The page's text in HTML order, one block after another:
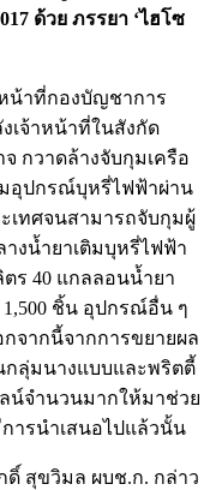
ด้วย ภรรยา ‘ไฮโซ
น้าที่กองบัญชาการ
เจ้าหน้าที่ในสังกัด
กวาดล้างจับกุมเครือ
อุปกรณ์บุหรี่ไฟฟ้าผ่าน
เทศจนสามารถจับกุมผู้
งน้ำยาเติมบุหรี่ไฟฟ้า
ร 40 แกลลอนน้ำยา
ชิ้น อุปกรณ์อื่น ๆ
จากนี้จากการขยายผล
กลุ่มนางแบบและพริตตี้
น์จำนวนมากให้มาช่วย
ารนำเสนอไปแล้วนั้น
ดิ์ สุขวิมล ผบช.ก. กล่าว